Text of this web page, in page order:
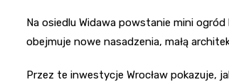
Na osiedlu Widawa powstanie mini
obejmuje nowe nasadzenia, małą
Przez te inwestycje Wrocław pokazuje,